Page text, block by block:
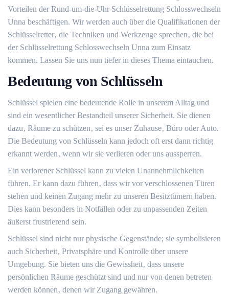
Vorteilen der Rund-um-die-Uhr Schlüsselrettung Schlosswechseln
Unna beschäftigen.​ Wir werden auch über die Qualifikationen der
Schlüsselretter‚ die Techniken und Werkzeuge sprechen‚ die bei
der Schlüsselrettung Schlosswechseln Unna zum Einsatz
kommen.​ Lassen Sie uns nun tiefer in dieses Thema eintauchen.
Bedeutung von Schlüsseln
Schlüssel spielen eine bedeutende Rolle in unserem Alltag und
sind ein wesentlicher Bestandteil unserer Sicherheit. Sie dienen
dazu‚ Räume zu schützen‚ sei es unser Zuhause‚ Büro oder Auto.
Die Bedeutung von Schlüsseln kann jedoch oft erst dann richtig
erkannt werden‚ wenn wir sie verlieren oder uns aussperren.​
Ein verlorener Schlüssel kann zu vielen Unannehmlichkeiten
führen.​ Er kann dazu führen‚ dass wir vor verschlossenen Türen
stehen und keinen Zugang mehr zu unseren Besitztümern haben.​
Dies kann besonders in Notfällen oder zu unpassenden Zeiten
äußerst frustrierend sein.​
Schlüssel sind nicht nur physische Gegenstände; sie symbolisieren
auch Sicherheit‚ Privatsphäre und Kontrolle über unsere
Umgebung.​ Sie bieten uns die Gewissheit‚ dass unsere
persönlichen Räume geschützt sind und nur von denen betreten
werden können‚ denen wir Zugang gewähren.